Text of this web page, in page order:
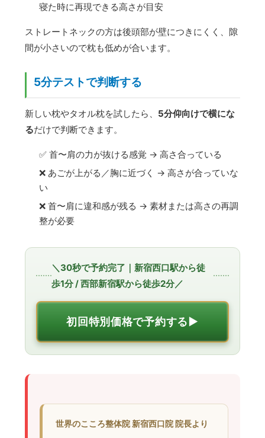
寝た時に再現できる高さが目安
ストレートネックの方は後頭部が壁につきにくく、隙
間が小さいので枕も低めが合います。
5分テストで判断する
新しい枕やタオル枕を試したら、 5分仰向けで横にな
るだけで判断できます。
✅ 首〜肩の力が抜ける感覚 → 高さ合っている
❌ あごが上がる／胸に近づく → 高さが合っていな
い
❌ 首〜肩に違和感が残る → 素材または高さの再調
整が必要
＼30秒で予約完了｜新宿西口駅から徒
歩1分 / 西部新宿駅から徒歩2分／
初回特別価格で予約する▶︎
世界のこころ整体院 新宿西口院 院長より